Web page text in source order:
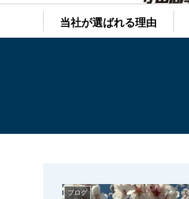
当社が選ばれる理由
ブログ